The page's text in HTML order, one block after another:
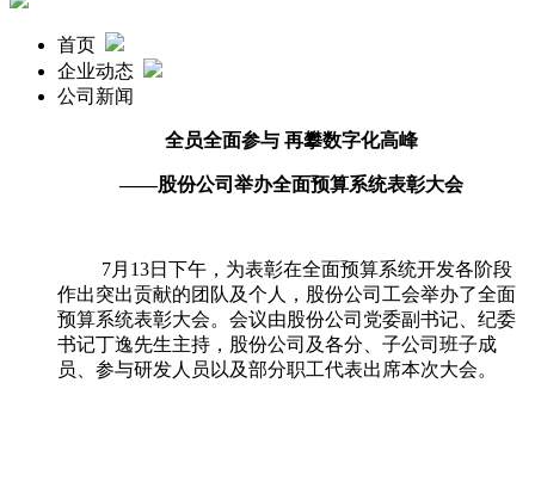
首页
企业动态
公司新闻
全员全面参与 再攀数字化高峰
——股份公司 举办全面预算系统表彰大会
7月 13日下午，为表彰在全面预算系统开发各阶段
作出突出贡献的团队及个人，股份公司工会举办了全面
预算系统表彰大会。会议由股份公司党委副书记、纪委
书记丁逸先生主持，股份公司及各分、子公司班子成
员、参与研发人员以及部分职工代表出席本次大会。